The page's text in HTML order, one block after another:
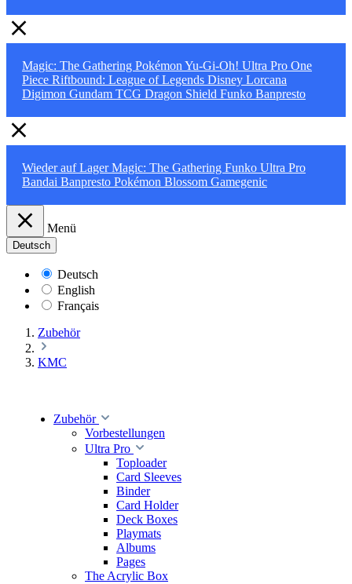
Magic: The Gathering Pokémon Yu-Gi-Oh! Ultra Pro One
Piece Riftbound: League of Legends Disney Lorcana
Digimon Gundam TCG Dragon Shield Funko Banpresto
Wieder auf LagerMagic: The Gathering Funko Ultra Pro
Bandai Banpresto Pokémon Blossom Gamegenic
Menü
Deutsch
Deutsch
English
Français
Zubehör
KMC
Zubehör
Vorbestellungen
Ultra Pro
Toploader
Card Sleeves
Binder
Card Holder
Deck Boxes
Playmats
Albums
Pages
The Acrylic Box